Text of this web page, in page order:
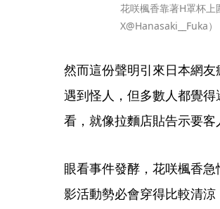
花咲楓香靠著H罩杯上
X@Hanasaki__Fuka）
然而這份聲明引來日本網
遇到怪人，但多數人都覺
看，就像拉麵店貼告示要客
眼看事件發酵，花咲楓香
影活動勢必會穿得比較清